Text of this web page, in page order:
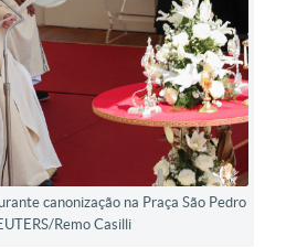
canonização na Praça São Pedro
Remo Casilli